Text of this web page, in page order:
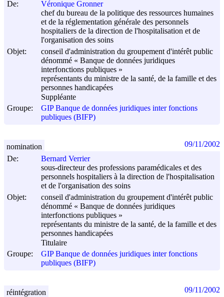
De:
Véronique Gronner
chef du bureau de la politique des ressources humaines
et de la réglementation générale des personnels
hospitaliers de la direction de l'hospitalisation et de
l'organisation des soins
Objet:
conseil d'administration du groupement d'intérêt public
dénommé « Banque de données juridiques
interfonctions publiques »
représentants du ministre de la santé, de la famille et des
personnes handicapées
Suppléante
Groupe:
GIP Banque de données juridiques inter fonctions
publiques (BIFP)
De:
Bernard Verrier
sous-directeur des professions paramédicales et des
personnels hospitaliers à la direction de l'hospitalisation
et de l'organisation des soins
Objet:
conseil d'administration du groupement d'intérêt public
dénommé « Banque de données juridiques
interfonctions publiques »
représentants du ministre de la santé, de la famille et des
personnes handicapées
Titulaire
Groupe:
GIP Banque de données juridiques inter fonctions
publiques (BIFP)
nomination 09/11/2002
réintégration 09/11/2002